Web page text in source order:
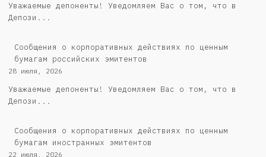
Уважаемые депоненты! Уведомляем Вас о том, что в
Депози...
Cообщения о корпоративных действиях по ценным
бумагам российских эмитентов
28 июля, 2026
Уважаемые депоненты! Уведомляем Вас о том, что в
Депози...
Сообщения о корпоративных действиях по ценным
бумагам иностранных эмитентов
22 июля, 2026